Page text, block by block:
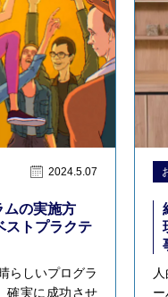
2024.5.07
ムの実施方
ストプラクテ
らしいプログラ
確実に成功させ